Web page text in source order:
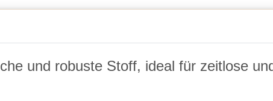
und robuste Stoff, ideal für zeitlose